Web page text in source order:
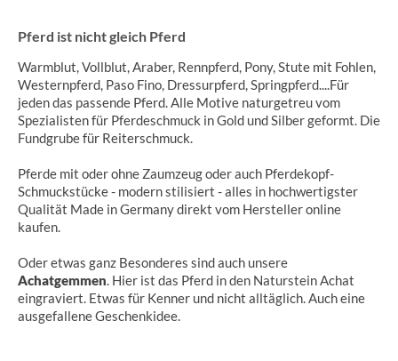
Pferd ist nicht gleich Pferd
Warmblut, Vollblut, Araber, Rennpferd, Pony, Stute mit Fohlen,
Westernpferd, Paso Fino, Dressurpferd, Springpferd....Für
jeden das passende Pferd. Alle Motive naturgetreu vom
Spezialisten für Pferdeschmuck in Gold und Silber geformt. Die
Fundgrube für Reiterschmuck.
Pferde mit oder ohne Zaumzeug oder auch Pferdekopf-
Schmuckstücke - modern stilisiert - alles in hochwertigster
Qualität Made in Germany direkt vom Hersteller online
kaufen.
Oder etwas ganz Besonderes sind auch unsere
Achatgemmen. Hier ist das Pferd in den Naturstein Achat
eingraviert. Etwas für Kenner und nicht alltäglich. Auch eine
ausgefallene Geschenkidee.